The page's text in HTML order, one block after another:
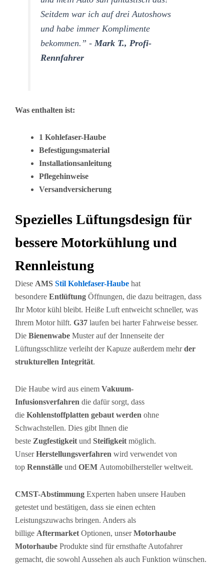
Seitdem war ich auf drei Autoshows
und habe immer Komplimente
bekommen.” -Mark T., Profi-
Rennfahrer
Was enthalten ist:
1 Kohlefaser-Haube
Befestigungsmaterial
Installationsanleitung
Pflegehinweise
Versandversicherung
Spezielles Lüftungsdesign für
bessere Motorkühlung und
Rennleistung
Diese AMS Stil Kohlefaser-Haube hat
besondere Entlüftung Öffnungen, die dazu beitragen, dass
Ihr Motor kühl bleibt. Heiße Luft entweicht schneller, was
Ihrem Motor hilft. G37 laufen bei harter Fahrweise besser.
Die Bienenwabe Muster auf der Innenseite der
Lüftungsschlitze verleiht der Kapuze außerdem mehrder
strukturellen Integrität.
Die Haube wird aus einem Vakuum-
Infusionsverfahren die dafür sorgt, dass
die Kohlenstoffplatten gebaut werden ohne
Schwachstellen. Dies gibt Ihnen die
beste Zugfestigkeit und Steifigkeit möglich.
UnserHerstellungsverfahren wird verwendet von
top Rennställe und OEM Automobilhersteller weltweit.
CMST-Abstimmung Experten haben unsere Hauben
getestet und bestätigen, dass sie einen echten
Leistungszuwachs bringen. Anders als
billige Aftermarket Optionen, unserMotorhaube
Motorhaube Produkte sind für ernsthafte Autofahrer
gemacht, die sowohl Aussehen als auch Funktion wünschen.